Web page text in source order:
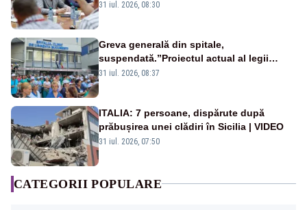
31 iul. 2026, 08:30
Greva generală din spitale,
suspendată.”Proiectul actual al legii
salarizării nu mai există pentru noi”
31 iul. 2026, 08:37
ITALIA: 7 persoane, dispărute după
prăbușirea unei clădiri în Sicilia | VIDEO
31 iul. 2026, 07:50
CATEGORII POPULARE